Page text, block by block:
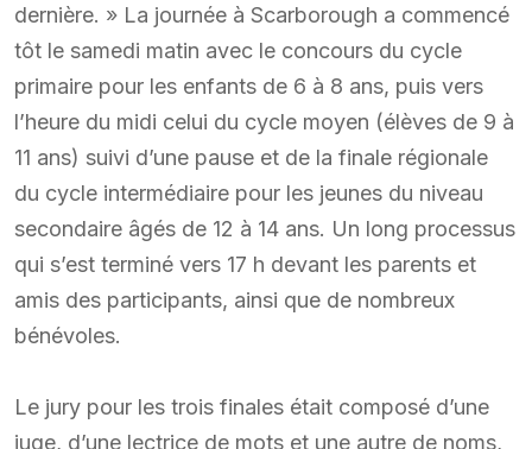
dernière. » La journée à Scarborough a commencé
tôt le samedi matin avec le concours du cycle
primaire pour les enfants de 6 à 8 ans, puis vers
l’heure du midi celui du cycle moyen (élèves de 9 à
11 ans) suivi d’une pause et de la finale régionale
du cycle intermédiaire pour les jeunes du niveau
secondaire âgés de 12 à 14 ans. Un long processus
qui s’est terminé vers 17 h devant les parents et
amis des participants, ainsi que de nombreux
bénévoles.
Le jury pour les trois finales était composé d’une
juge, d’une lectrice de mots et une autre de noms,